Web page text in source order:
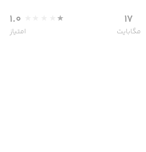
17
مگابایت
1.0
امتیاز